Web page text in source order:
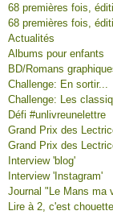
68 premières fois,
68 premières fois,
Actualités
Albums pour enfants
BD/Romans
Challenge: En sortir...
Challenge: Les
Défi #unlivreunelettre
Grand Prix des
Grand Prix des
Interview 'blog'
Interview 'Instagram'
Journal "Le Mans ma
Lire à 2, c'est